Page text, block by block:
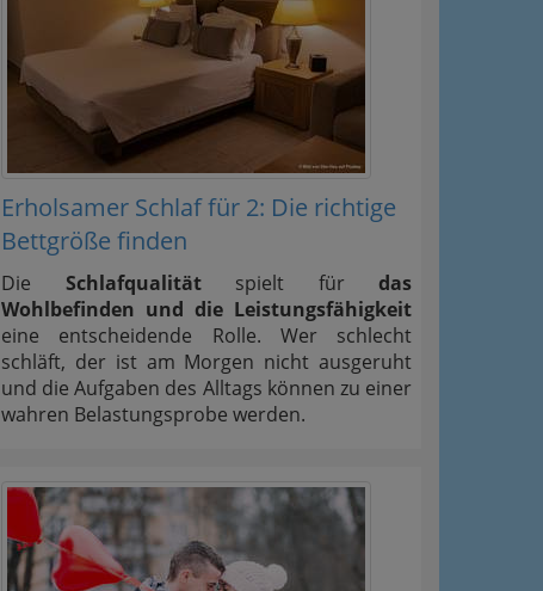
Erholsamer Schlaf für 2: Die richtige
Bettgröße finden
Die Schlafqualitätspielt für das
Wohlbefinden und die Leistungsfähigkeit
eine entscheidende Rolle. Wer schlecht
schläft, der ist am Morgen nicht ausgeruht
und die Aufgaben des Alltags können zu einer
wahren Belastungsprobe werden.